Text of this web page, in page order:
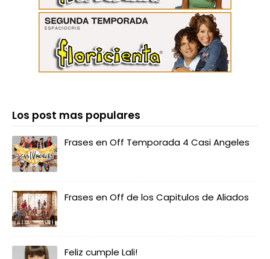
Los post mas populares
Frases en Off Temporada 4 Casi Angeles
Frases en Off de los Capitulos de Aliados
Feliz cumple Lali!